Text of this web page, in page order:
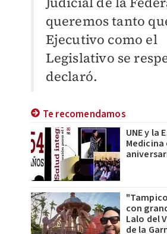
queremos tanto
Ejecutivo como el
Legislativo se
declaró.
Te recomendamos
UNE y la
Medicina
con
Lalo del
de la